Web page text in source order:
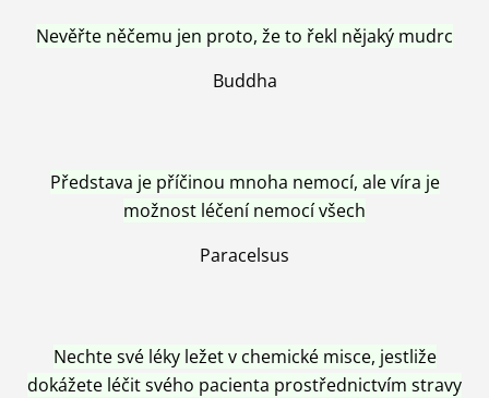
Nevěřte něčemu jen proto, že to řekl nějaký mudrc
Buddha
Představa je příčinou mnoha nemocí, ale víra je
možnost léčení nemocí všech
Paracelsus
Nechte své léky ležet v chemické misce, jestliže
dokážete léčit svého pacienta prostřednictvím stravy